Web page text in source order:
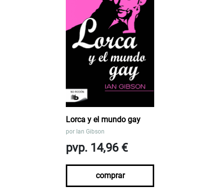
Lorca y el mundo gay
por Ian Gibson
pvp. 14,96 €
comprar